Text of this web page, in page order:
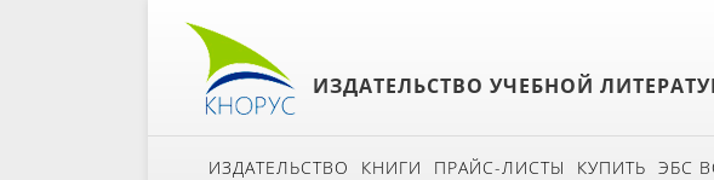
ИЗДАТЕЛЬСТВО УЧЕБНОЙ
ИЗДАТЕЛЬСТВО КНИГИ ПРАЙС-ЛИСТЫ КУПИТЬ ЭБС